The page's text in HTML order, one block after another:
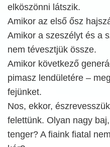
elköszönni látszik.
Amikor az első ősz
Amikor a szeszélyt és a
nem tévesztjük össze.
Amikor következő
pimasz lendületére –
fejünket.
Nos, ekkor,
felettünk. Olyan nagy
tenger? A fiaink fiatal